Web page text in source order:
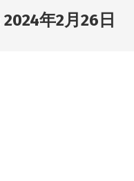
2024年2月26日